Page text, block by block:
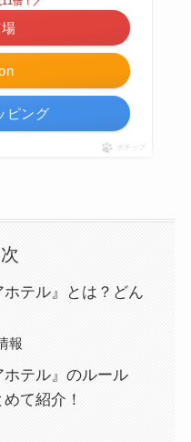
ピング
ポチップ
ホテル』とは？どん
報
ホテル』のルール
て紹介！